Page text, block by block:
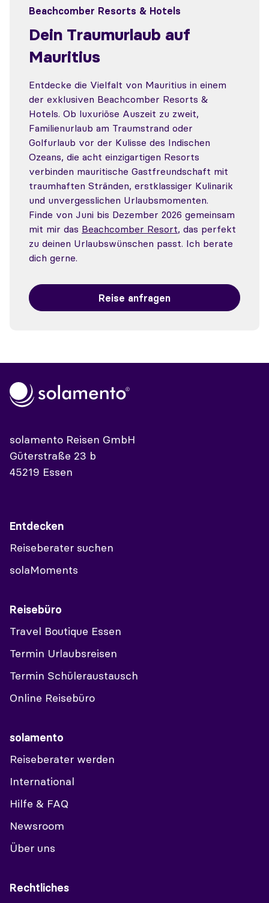
Beachcomber Resorts & Hotels
Dein Traumurlaub auf
Mauritius
Entdecke die Vielfalt von Mauritius in einem
der exklusiven Beachcomber Resorts &
Hotels. Ob luxuriöse Auszeit zu zweit,
Familienurlaub am Traumstrand oder
Golfurlaub vor der Kulisse des Indischen
Ozeans, die acht einzigartigen Resorts
verbinden mauritische Gastfreundschaft mit
traumhaften Stränden, erstklassiger Kulinarik
und unvergesslichen Urlaubsmomenten.
Finde von Juni bis Dezember 2026 gemeinsam
mit mir das Beachcomber Resort, das perfekt
zu deinen Urlaubswünschen passt. Ich berate
dich gerne.
Reise anfragen
solamento Reisen GmbH
Güterstraße 23 b
45219 Essen
Entdecken
Reiseberater suchen
solaMoments
Reisebüro
Travel Boutique Essen
Termin Urlaubsreisen
Termin Schüleraustausch
Online Reisebüro
solamento
Reiseberater werden
International
Hilfe & FAQ
Newsroom
Über uns
Rechtliches